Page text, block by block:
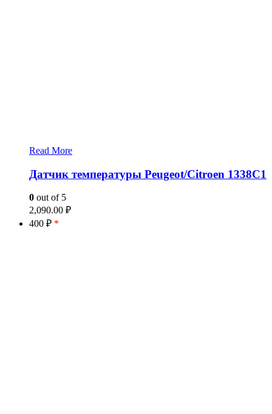
Read More
Датчик температуры Peugeot/Citroen 1338C1
0 out of 5
2,090.00 ₽
400 ₽ *